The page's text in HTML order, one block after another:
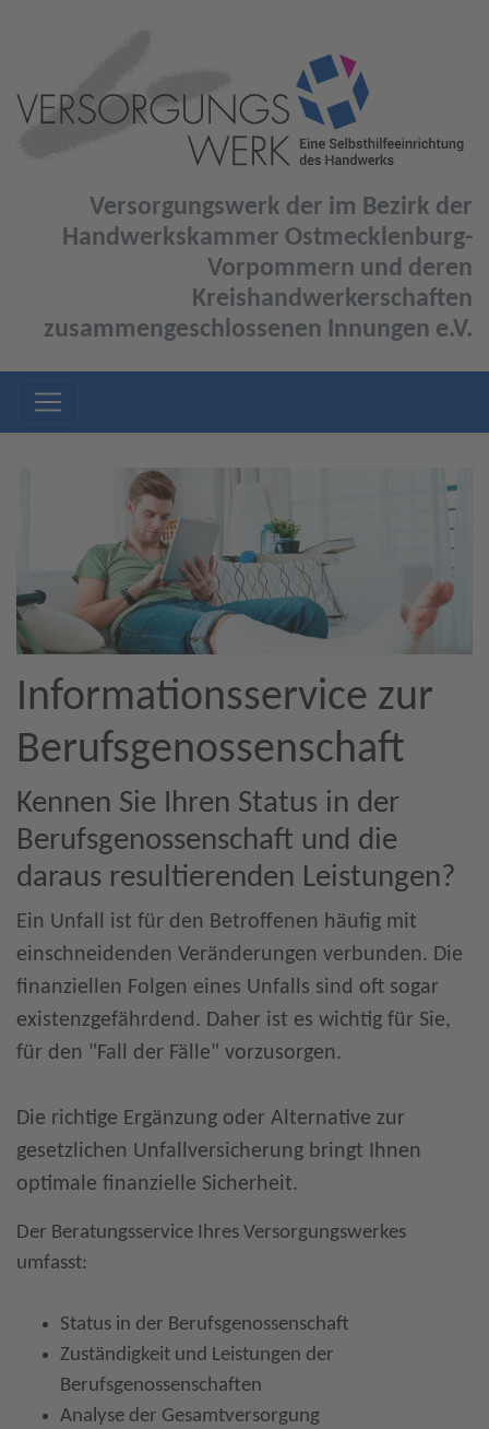
Versorgungswerk der im Bezirk der
Handwerkskammer Ostmecklenburg-
Vorpommern und deren
Kreishandwerkerschaften
zusammengeschlossenen Innungen e.V.
Informationsservice zur
Berufsgenossenschaft
Kennen Sie Ihren Status in der
Berufsgenossenschaft und die
daraus resultierenden Leistungen?
Ein Unfall ist für den Betroffenen häufig mit
einschneidenden Veränderungen verbunden. Die
finanziellen Folgen eines Unfalls sind oft sogar
existenzgefährdend. Daher ist es wichtig für Sie,
für den "Fall der Fälle" vorzusorgen.
Die richtige Ergänzung oder Alternative zur
gesetzlichen Unfallversicherung bringt Ihnen
optimale finanzielle Sicherheit.
Der Beratungsservice Ihres Versorgungswerkes
umfasst:
Status in der Berufsgenossenschaft
Zuständigkeit und Leistungen der
Berufsgenossenschaften
Analyse der Gesamtversorgung